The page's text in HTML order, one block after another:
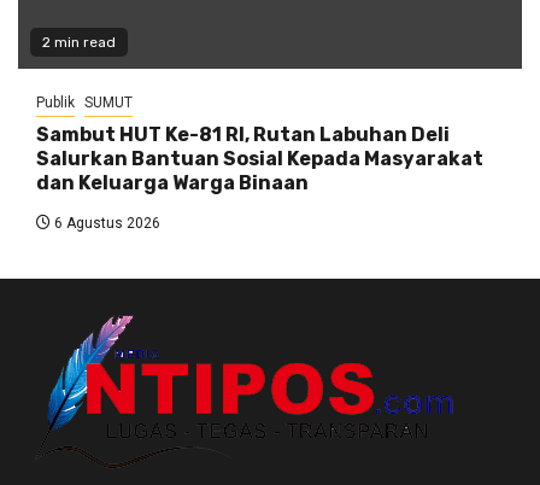
2 min read
Publik SUMUT
Sambut HUT Ke-81 RI, Rutan Labuhan Deli
Salurkan Bantuan Sosial Kepada Masyarakat
dan Keluarga Warga Binaan
6 Agustus 2026